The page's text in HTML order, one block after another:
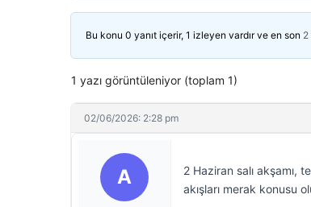
Bu konu 0 yanıt içerir, 1 izleyen vardır ve en son
1 yazı görüntüleniyor (toplam 1)
02/06/2026: 2:28 pm
A
2 Haziran salı akşamı,
akışları merak konusu